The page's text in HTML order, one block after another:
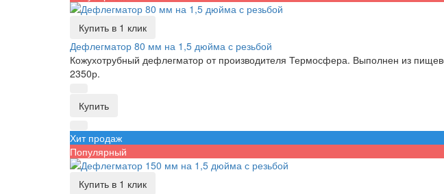
Купить в 1 клик
Дефлегматор 80 мм на 1,5 дюйма с резьбой
Кожухотрубный дефлегматор от производителя Термосфера. Выполнен из
2350р.
Купить
Хит продаж
Популярный
Купить в 1 клик